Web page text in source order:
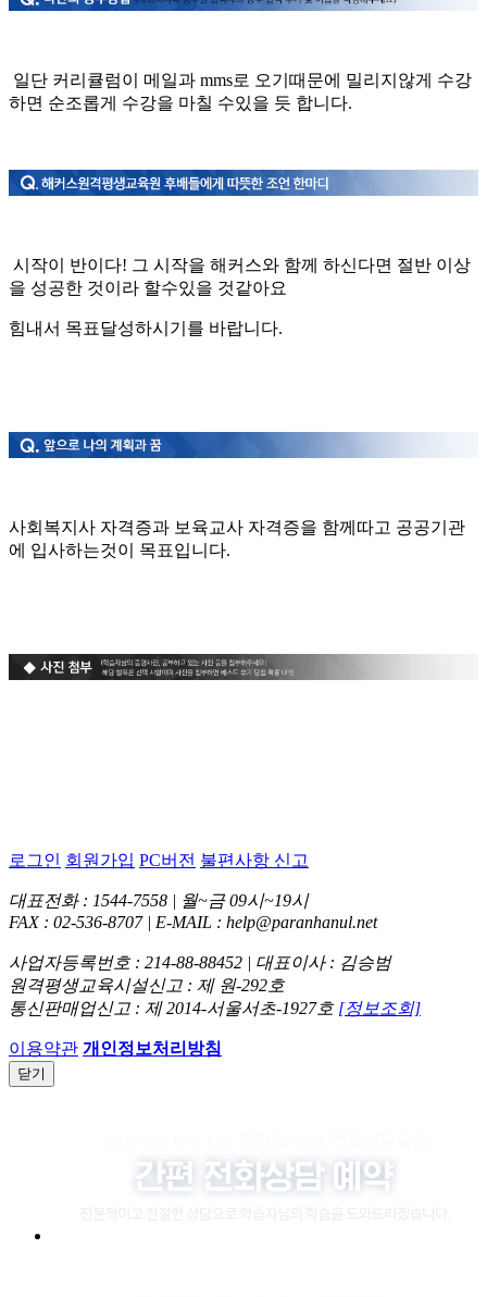
일단 커리큘럼이 메일과 mms로 오기때문에 밀리지않게 수강
하면 순조롭게 수강을 마칠 수있을 듯 합니다.
시작이 반이다! 그 시작을 해커스와 함께 하신다면 절반 이상
을 성공한 것이라 할수있을 것같아요
힘내서 목표달성하시기를 바랍니다.
사회복지사 자격증과 보육교사 자격증을 함께따고 공공기관
에 입사하는것이 목표입니다.
로그인 회원가입 PC버전 불편사항 신고
대표전화 : 1544-7558 | 월~금 09시~19시
FAX : 02-536-8707 | E-MAIL : help@paranhanul.net
사업자등록번호 : 214-88-88452 | 대표이사 : 김승범
원격평생교육시설신고 : 제 원-292호
통신판매업신고 : 제 2014-서울서초-1927호 [정보조회]
이용약관 개인정보처리방침
닫기